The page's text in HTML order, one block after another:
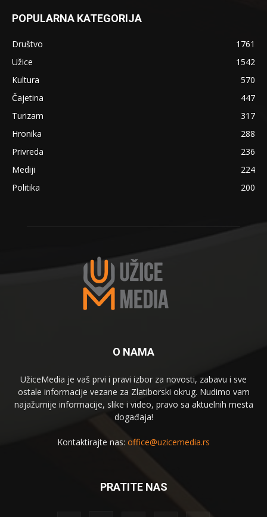
POPULARNA KATEGORIJA
Društvo
1761
Užice
1542
Kultura
570
Čajetina
447
Turizam
317
Hronika
288
Privreda
236
Mediji
224
Politika
200
O NAMA
UžiceMedia je vaš prvi i pravi izbor za novosti, zabavu i sve
ostale informacije vezane za Zlatiborski okrug. Nudimo vam
najažurnije informacije, slike i video, pravo sa aktuelnih mesta
događaja!
Kontaktirajte nas: office@uzicemedia.rs
PRATITE NAS